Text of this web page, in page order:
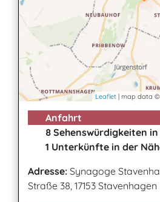
Leaflet | map data ©
Anfahrt
8 Sehenswürdigkeiten
1 Unterkünfte in der
Adresse: Synagoge
Straße 38, 17153 Stavenhagen